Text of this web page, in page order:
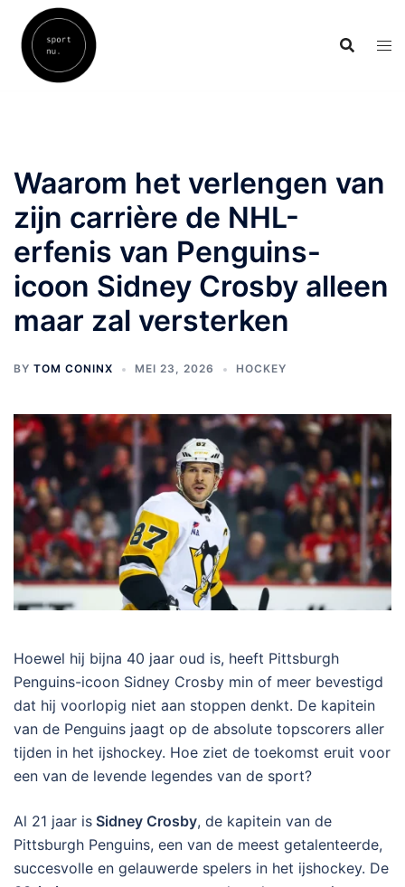
content
Waarom het verlengen van
zijn carrière de NHL-
erfenis van Penguins-
icoon Sidney Crosby alleen
maar zal versterken
BY TOM CONINX MEI 23, 2026 HOCKEY
Hoewel hij bijna 40 jaar oud is, heeft Pittsburgh
Penguins-icoon Sidney Crosby min of meer bevestigd
dat hij voorlopig niet aan stoppen denkt. De kapitein
van de Penguins jaagt op de absolute topscorers aller
tijden in het ijshockey. Hoe ziet de toekomst eruit voor
een van de levende legendes van de sport?
Al 21 jaar is Sidney Crosby, de kapitein van de
Pittsburgh Penguins, een van de meest getalenteerde,
succesvolle en gelauwerde spelers in het ijshockey. De